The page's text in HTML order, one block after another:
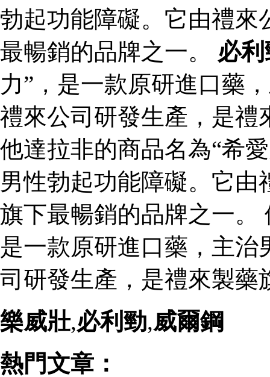
勃起功能障礙。它由禮來
最暢銷的品牌之一。 必
力”，是一款原研進口藥
禮來公司研發生產，是禮
他達拉非的商品名為“希
男性勃起功能障礙。它
旗下最暢銷的品牌之一。
是一款原研進口藥，主
司研發生產，是禮來製藥
樂威壯,必利勁,威爾鋼
熱門文章：